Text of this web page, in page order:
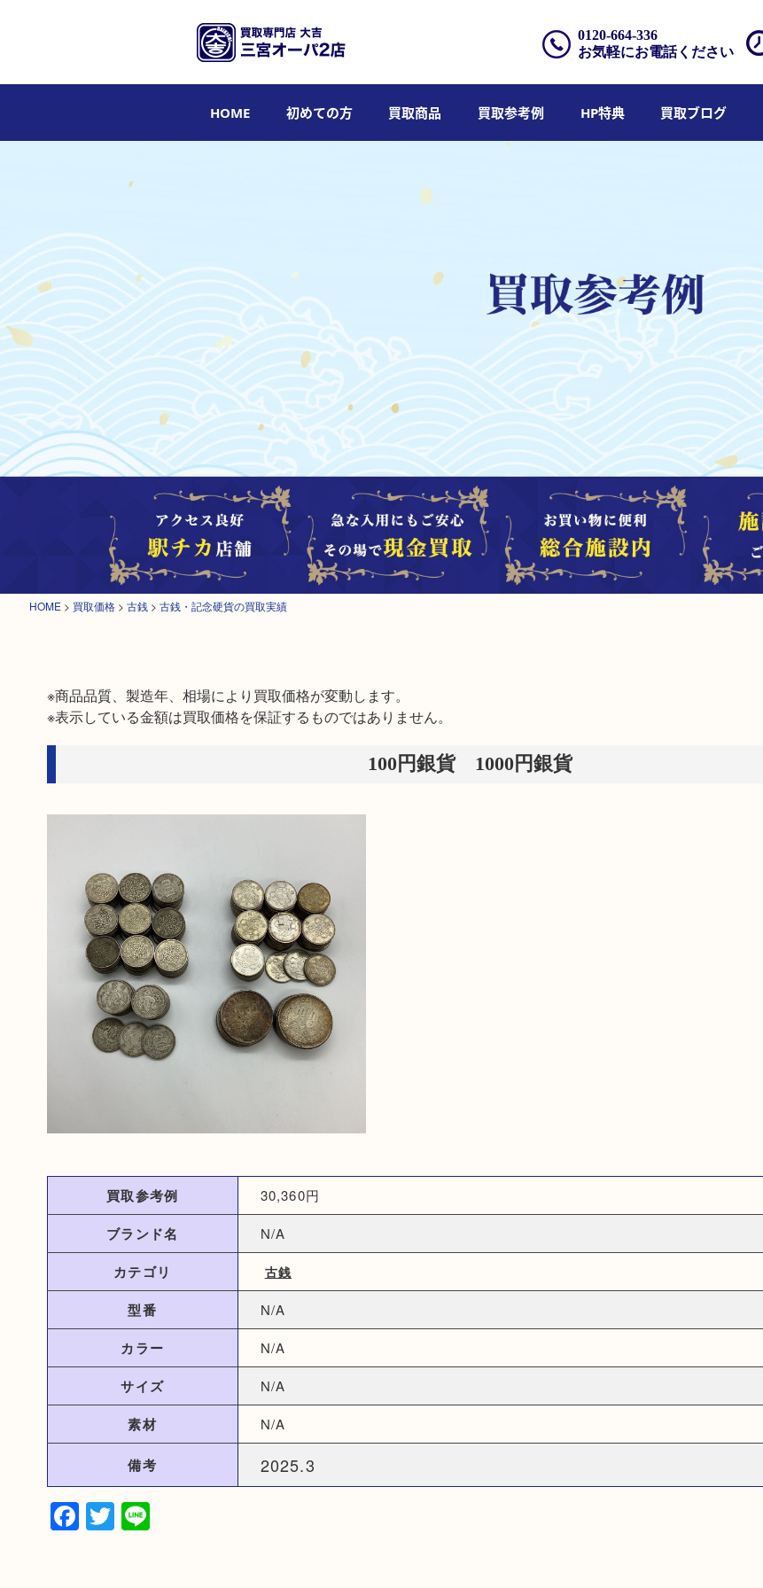
0120-664-336
お気軽にお電話ください
HOME 初めての方 買取商品 買取参考例 HP特典 買取ブログ
HOME > 買取価格 > 古銭 > 古銭・記念硬貨の買取実績
※商品品質、製造年、相場により買取価格が変動します。
※表示している金額は買取価格を保証するものではありません。
100円銀貨 1000円銀貨
買取参考例 30,360円
ブランド名 N/A
カテゴリ 古銭
型番 N/A
カラー N/A
サイズ N/A
素材 N/A
備考 2025.3
Facebook
Twitter
Line